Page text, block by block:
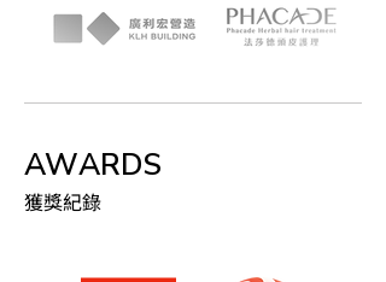
AWARDS
獲獎紀錄